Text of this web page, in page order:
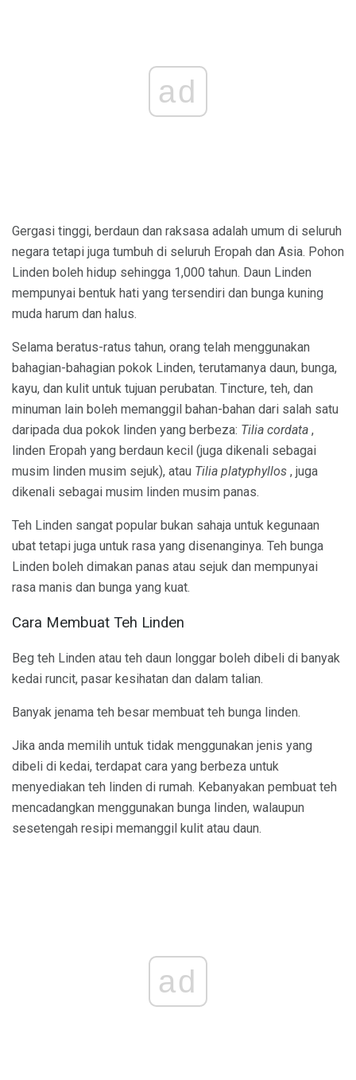
ad
Gergasi tinggi, berdaun dan raksasa adalah umum di seluruh
negara tetapi juga tumbuh di seluruh Eropah dan Asia. Pohon
Linden boleh hidup sehingga 1,000 tahun. Daun Linden
mempunyai bentuk hati yang tersendiri dan bunga kuning
muda harum dan halus.
Selama beratus-ratus tahun, orang telah menggunakan
bahagian-bahagian pokok Linden, terutamanya daun, bunga,
kayu, dan kulit untuk tujuan perubatan. Tincture, teh, dan
minuman lain boleh memanggil bahan-bahan dari salah satu
daripada dua pokok linden yang berbeza: Tilia cordata ,
linden Eropah yang berdaun kecil (juga dikenali sebagai
musim linden musim sejuk), atau Tilia platyphyllos , juga
dikenali sebagai musim linden musim panas.
Teh Linden sangat popular bukan sahaja untuk kegunaan
ubat tetapi juga untuk rasa yang disenanginya. Teh bunga
Linden boleh dimakan panas atau sejuk dan mempunyai
rasa manis dan bunga yang kuat.
Cara Membuat Teh Linden
Beg teh Linden atau teh daun longgar boleh dibeli di banyak
kedai runcit, pasar kesihatan dan dalam talian.
Banyak jenama teh besar membuat teh bunga linden.
Jika anda memilih untuk tidak menggunakan jenis yang
dibeli di kedai, terdapat cara yang berbeza untuk
menyediakan teh linden di rumah. Kebanyakan pembuat teh
mencadangkan menggunakan bunga linden, walaupun
sesetengah resipi memanggil kulit atau daun.
ad